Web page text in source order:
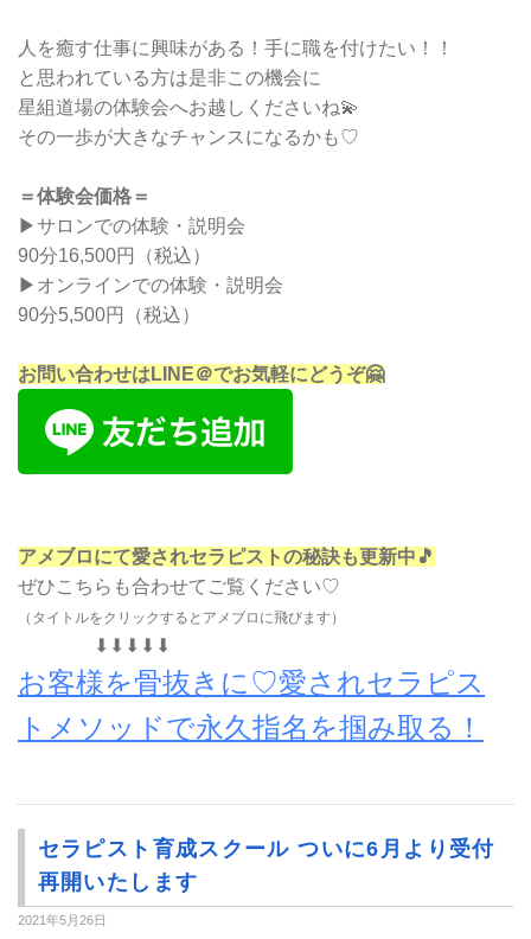
人を癒す仕事に興味がある！手に職を付けたい！！
と思われている方は是非この機会に
星組道場の体験会へお越しくださいね💫
その一歩が大きなチャンスになるかも♡
＝体験会価格＝
▶︎サロンでの体験・説明会
90分16,500円（税込）
▶︎オンラインでの体験・説明会
90分5,500円（税込）
お問い合わせはLINE＠でお気軽にどうぞ🤗
アメブロにて愛されセラピストの秘訣も更新中🎵
ぜひこちらも合わせてご覧ください♡
（タイトルをクリックするとアメブロに飛びます）
⬇︎⬇︎⬇︎⬇︎⬇︎
お客様を骨抜きに♡愛されセラピス
トメソッドで永久指名を掴み取る！
セラピスト育成スクール ついに6月より受付
再開いたします
2021年5月26日